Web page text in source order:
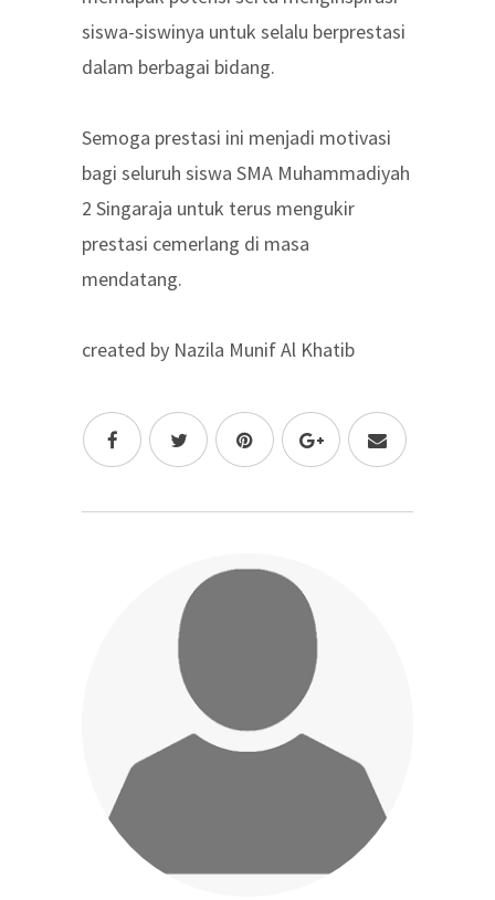
siswa-siswinya untuk selalu berprestasi
dalam berbagai bidang.
Semoga prestasi ini menjadi motivasi
bagi seluruh siswa SMA Muhammadiyah
2 Singaraja untuk terus mengukir
prestasi cemerlang di masa
mendatang.
created by Nazila Munif Al Khatib